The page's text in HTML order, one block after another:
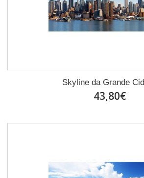
Skyline da Grande
43,80€